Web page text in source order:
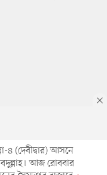
৪ (দেবীদ্বার) আসনে
আজ রোববার